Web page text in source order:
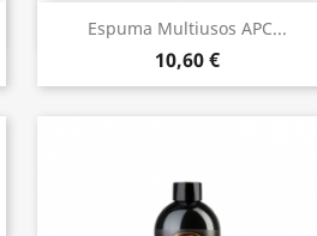
Espuma Multiusos APC...
10,60 €
Vista rápida